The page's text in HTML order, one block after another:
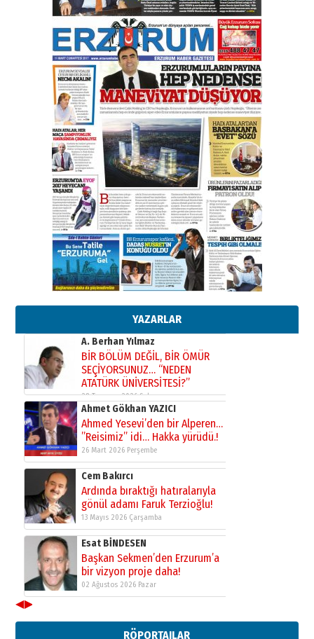
YAZARLAR
Esat BİNDESEN
Başkan Sekmen’den Erzurum’a
bir vizyon proje daha!
02 Ağustos 2026 Pazar
Kadir SABUNCUOĞLU
Erzurumspor’un köşe taşları
29 Haziran 2026 Pazartesi
Kenan GÜLERCİ
Murat Şahsuvaroğlu ERKON’da
çıtayı yukarı taşırken,
yönetimdekiler aşağı
çekmemeli!
17 Şubat 2026 SalıOrhan BOZKURT
Bir fotoğraf, bir şehir, bir
gazeteci… Dizginler kimin
A. Berhan Yılmaz
BİR BÖLÜM DEĞİL, BİR ÖMÜR
SEÇİYORSUNUZ… “NEDEN
ATATÜRK ÜNİVERSİTESİ?”
28 Temmuz 2026 Salı
Ahmet Gökhan YAZICI
Ahmed Yesevi’den bir Alperen…
”Reisimiz” idi… Hakka yürüdü.!
26 Mart 2026 Perşembe
Cem Bakırcı
Ardında bıraktığı hatıralarıyla
gönül adamı Faruk Terzioğlu!
13 Mayıs 2026 Çarşamba
Esat BİNDESEN
Başkan Sekmen’den Erzurum’a
bir vizyon proje daha!
02 Ağustos 2026 Pazar
Erzurumspor’un köşe taşları
◀▶
RÖPORTAJLAR